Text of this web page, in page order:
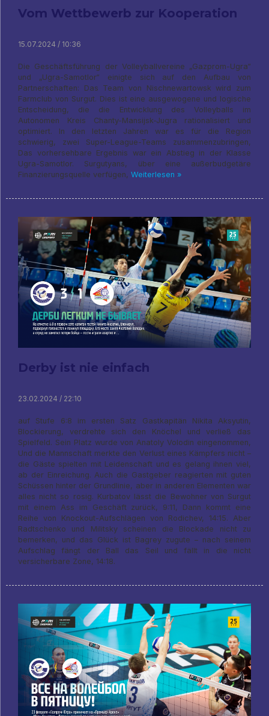
Vom Wettbewerb zur Kooperation
15.07.2024 / 10:36
Die Geschäftsführung der Volleyballvereine „Gazprom-Ugra“
und „Ugra-Samotlor“ einigte sich auf den Aufbau von
Partnerschaften: Das Team von Nischnewartowsk wird zum
Farmclub von Surgut. Dies ist eine ausgewogene und logische
Entscheidung, die die Entwicklung des Volleyballs im
Autonomen Kreis Chanty-Mansijsk-Jugra rationalisiert und
optimiert. In den letzten Jahren war es für die Region
schwierig, zwei Super-League-Teams zusammenzubringen,
Das vorhersehbare Ergebnis war ein Abstieg in der Klasse
Ugra-Samotlor. Surgutyans, über eine außerbudgetäre
Finanzierungsquelle verfügen, Weiterlesen »
Derby ist nie einfach
23.02.2024 / 22:10
auf Stufe 6:8 im ersten Satz Gastkapitän Nikita Aksyutin,
Blockierung, verdrehte sich den Knöchel und verließ das
Spielfeld. Sein Platz wurde von Anatoly Volodin eingenommen,
Und die Mannschaft merkte den Verlust eines Kämpfers nicht –
die Gäste spielten mit Leidenschaft und es gelang ihnen viel,
ab der Einreichung. Auch die Gastgeber reagierten mit guten
Schüssen hinter der Grundlinie, aber in anderen Elementen war
alles nicht so rosig. Kurbatov lässt die Bewohner von Surgut
mit einem Ass im Geschäft zurück, 9:11, Dann kommt eine
Reihe von Knockout-Aufschlägen von Rodichev, 14:15. Aber
Radtschenko und Militsky scheinen die Blockade nicht zu
bemerken, und das Glück ist Bagrey zugute – nach seinem
Aufschlag fängt der Ball das Seil und fällt in die nicht
versicherbare Zone, 14:18.